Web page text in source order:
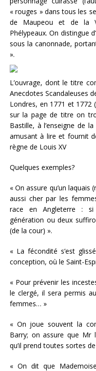
« rouges » dans tous les
de Maupeou et de la
Phélypeaux. On distingue
sous la canonnade,
».
L’ouvrage, dont le titre
Anecdotes Scandaleuses
Londres, en 1771 et 1772
sur la page de titre on
Bastille, à l’enseigne de
amusant à lire et fournit
règne de Louis XV
Quelques exemples?
« On assure qu’un
aussi cher par les
race en Angleterre :
génération ou deux
(de la cour) ».
« La fécondité s’est
conception, où le Saint-
« Pour prévenir les
le clergé, il sera permis
femmes… »
« On joue souvent la
Barry; on assure que Mr
qu’il prend toutes sortes
« On dit que